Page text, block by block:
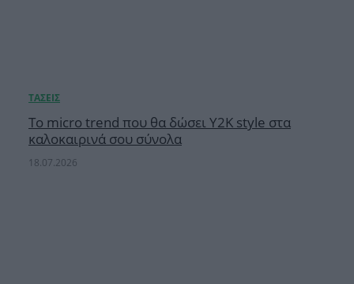
Το micro trend που θα δώσει Y2K style στα
καλοκαιρινά σου σύνολα
18.07.2026